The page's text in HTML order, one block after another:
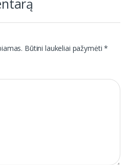
Būtini laukeliai pažymėti*